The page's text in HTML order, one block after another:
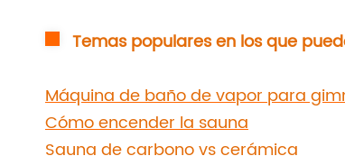
Temas populares en los que
Máquina de baño de vapor para
Cómo encender la sauna
Sauna de carbono vs cerámica